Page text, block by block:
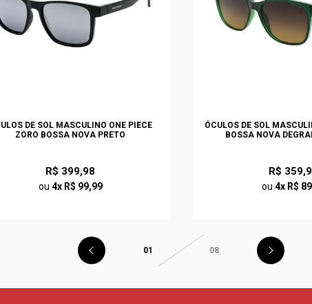
DE SOL MASCULINO ONE PIECE
ZORO BOSSA NOVA PRETO
R$ 399,98
ou 4x R$ 99,99
ÓCULOS DE SOL
BOSSA NOVA
R$
ou 4x R$
01 08